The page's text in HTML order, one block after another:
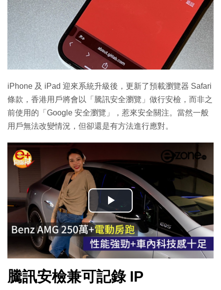
iPhone 及 iPad 迎來系統升級後，更新了預載瀏覽器 Safari
條款，香港用戶將會以「騰訊安全瀏覽」做行安檢，而非之
前使用的「Google 安全瀏覽」，惹來安全關注。當然一般
用戶無法改變情況，但卻還是有方法進行應對。
播
放
影
片
騰訊安檢兼可記錄 IP